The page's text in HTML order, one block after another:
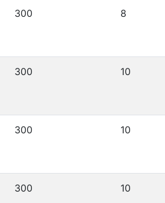
300 8
300 10
300 10
300 10